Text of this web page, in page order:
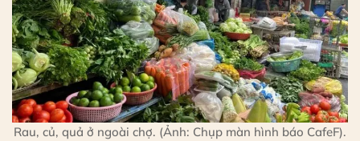
Rau, củ, quả ở ngoài chợ. (Ảnh: Chụp màn hình báo CafeF).